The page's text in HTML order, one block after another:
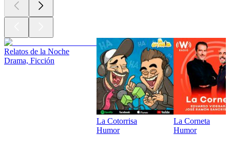
Relatos de la Noche
Drama, Ficción
La Cotorrisa
Humor
La Corneta
Humor